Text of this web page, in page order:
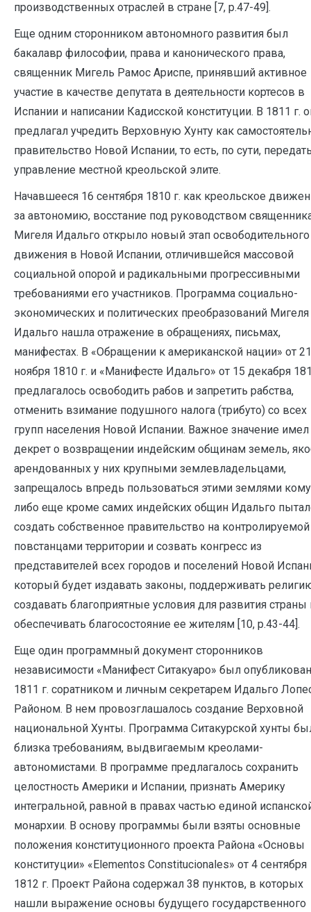
производственных отраслей в стране [7, p.47-49].
Еще одним сторонником автономного развития был
бакалавр философии, права и канонического права,
священник Мигель Рамос Ариспе, принявший активное
участие в качестве депутата в деятельности кортесов в
Испании и написании Кадисской конституции. В 1811 г.
предлагал учредить Верховную Хунту как
правительство Новой Испании, то есть, по сути,
управление местной креольской элите.
Начавшееся 16 сентября 1810 г. как креольское
за автономию, восстание под руководством
Мигеля Идальго открыло новый этап освободительного
движения в Новой Испании, отличившейся массовой
социальной опорой и радикальными прогрессивными
требованиями его участников. Программа социально-
экономических и политических преобразований Мигеля
Идальго нашла отражение в обращениях, письмах,
манифестах. В «Обращении к американской нации» от 21
ноября 1810 г. и «Манифесте Идальго» от 15 декабря
предлагалось освободить рабов и запретить рабства,
отменить взимание подушного налога (трибуто) со всех
групп населения Новой Испании. Важное значение имел
декрет о возвращении индейским общинам земель,
арендованных у них крупными землевладельцами,
запрещалось впредь пользоваться этими землями
либо еще кроме самих индейских общин Идальго
создать собственное правительство на контролируемой
повстанцами территории и созвать конгресс из
представителей всех городов и поселений Новой
который будет издавать законы, поддерживать
создавать благоприятные условия для развития страны
обеспечивать благосостояние ее жителям [10, p.43-44].
Еще один программный документ сторонников
независимости «Манифест Ситакуаро» был
1811 г. соратником и личным секретарем Идальго
Районом. В нем провозглашалось создание Верховной
национальной Хунты. Программа Ситакурской хунты
близка требованиям, выдвигаемым креолами-
автономистами. В программе предлагалось сохранить
целостность Америки и Испании, признать Америку
интегральной, равной в правах частью единой
монархии. В основу программы были взяты основные
положения конституционного проекта Района «Основы
конституции» «Elementos Constitucionales» от 4 сентября
1812 г. Проект Района содержал 38 пунктов, в которых
нашли выражение основы будущего государственного